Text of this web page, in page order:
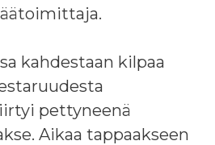
kahdestaan kilpaa
pettyneenä
Aikaa tappaakseen